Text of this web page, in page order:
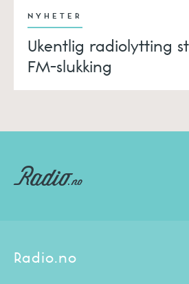
NYHETER
Ukentlig radiolytting
FM-slukking
Radio.no